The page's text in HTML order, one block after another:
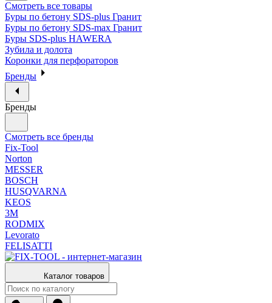
Смотреть все товары
Буры по бетону SDS-plus Гранит
Буры по бетону SDS-max Гранит
Буры SDS-plus HAWERA
Зубила и долота
Коронки для перфораторов
Бренды
Бренды
Смотреть все бренды
Fix-Tool
Norton
MESSER
BOSCH
HUSQVARNA
KEOS
3М
RODMIX
Levorato
FELISATTI
Каталог товаров